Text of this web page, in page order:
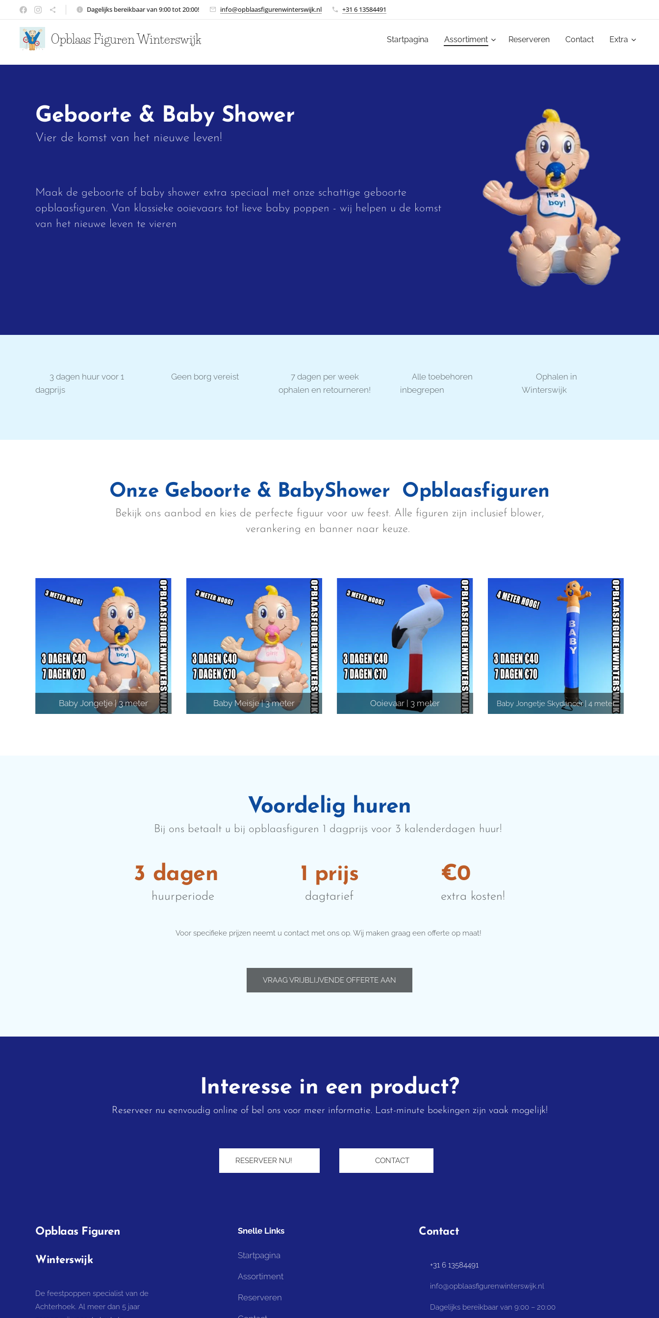
Dagelijks bereikbaar van 9:00 tot 20:00! info@opblaasfigurenwinterswijk.nl +31 6 13584491
Opblaas Figuren Winterswijk Startpagina Assortiment Reserveren Contact Extra
Geboorte & Baby Shower
Vier de komst van het nieuwe leven!
Maak de geboorte of baby shower extra speciaal met onze schattige geboorte
opblaasfiguren. Van klassieke ooievaars tot lieve baby poppen - wij helpen u de komst
van het nieuwe leven te vieren
⏰ 3 dagen huur voor 1
dagprijs
✔️ Geen borg vereist
👍 7 dagen per week
ophalen en retourneren!
✨ Alle toebehoren
inbegrepen
📌 Ophalen in
Winterswijk
Onze Geboorte & BabyShower Opblaasfiguren
Bekijk ons aanbod en kies de perfecte figuur voor uw feest. Alle figuren zijn inclusief blower,
verankering en banner naar keuze.
Baby Jongetje | 3 meter Baby Meisje | 3 meter Ooievaar | 3 meter Baby Jongetje Skydancer | 4 meter
Voordelig huren
Bij ons betaalt u bij opblaasfiguren 1 dagprijs voor 3 kalenderdagen huur!
3 dagen
huurperiode
1 prijs
dagtarief
€0
extra kosten!
Voor specifieke prijzen neemt u contact met ons op. Wij maken graag een offerte op maat!
VRAAG VRIJBLIJVENDE OFFERTE AAN
Interesse in een product?
Reserveer nu eenvoudig online of bel ons voor meer informatie. Last-minute boekingen zijn vaak mogelijk!
RESERVEER NU! ➡︎
Opblaas Figuren
Winterswijk
De feestpoppen specialist van de
Achterhoek. Al meer dan 5 jaar
Snelle Links
Startpagina
Assortiment
Reserveren
📞 CONTACT
Contact
📞 +31 6 13584491
📧 info@opblaasfigurenwinterswijk.nl
⏰ Dagelijks bereikbaar van 9:00 – 20:00